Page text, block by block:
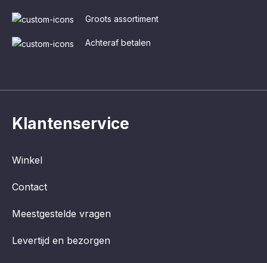
Klantenservice
Winkel
Contact
Meestgestelde vragen
Levertijd en bezorgen
Groots assortiment
Achteraf betalen